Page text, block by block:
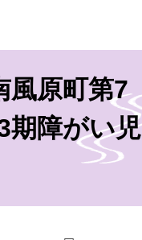
風原町第7
期障がい児